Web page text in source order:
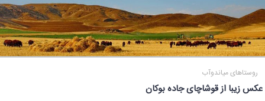
روستاهای میاندوآب
عکس زیبا از قوشاچای جاده بوکان